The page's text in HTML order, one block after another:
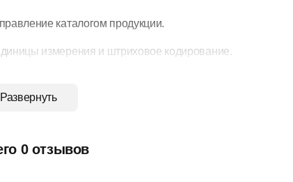
каталогом продукции.
измерения и штриховое кодирование.
товарами особого и регламентированного
в разрезе характеристик товаров.
Развернуть
0 отзывов